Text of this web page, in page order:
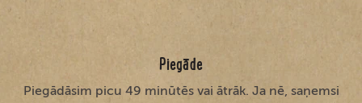
Piegāde
Piegādāsim picu 49 minūtēs vai ātrāk. Ja nē, saņemsi